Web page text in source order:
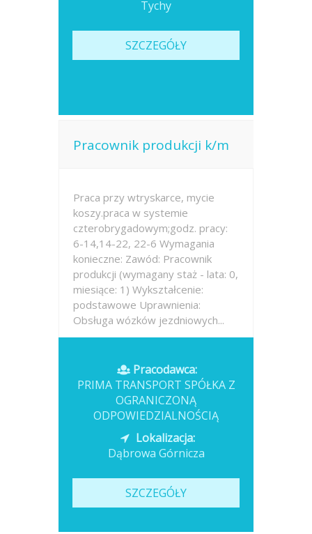
Tychy
SZCZEGÓŁY
Pracownik produkcji k/m
Praca przy wtryskarce, mycie
koszy.praca w systemie
czterobrygadowym;godz. pracy:
6-14,14-22, 22-6 Wymagania
konieczne: Zawód: Pracownik
produkcji (wymagany staż - lata: 0,
miesiące: 1) Wykształcenie:
podstawowe Uprawnienia:
Obsługa wózków jezdniowych...
Pracodawca:
PRIMA TRANSPORT SPÓŁKA Z
OGRANICZONĄ
ODPOWIEDZIALNOŚCIĄ
Lokalizacja:
Dąbrowa Górnicza
SZCZEGÓŁY